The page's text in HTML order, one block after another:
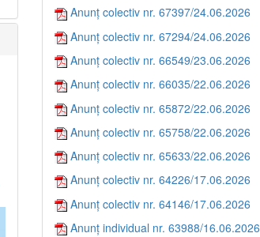
Anunț colectiv nr. 67397/24.06.2026
Anunț colectiv nr. 67294/24.06.2026
Anunț colectiv nr. 66549/23.06.2026
Anunț colectiv nr. 66035/22.06.2026
Anunț colectiv nr. 65872/22.06.2026
Anunț colectiv nr. 65758/22.06.2026
Anunț colectiv nr. 65633/22.06.2026
Anunț colectiv nr. 64226/17.06.2026
Anunț colectiv nr. 64146/17.06.2026
Anunț individual nr. 63988/16.06.2026